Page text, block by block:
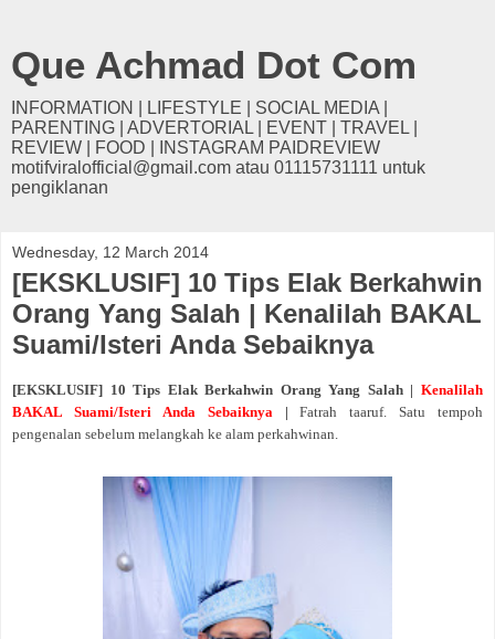
Que Achmad Dot Com
INFORMATION | LIFESTYLE | SOCIAL MEDIA |
PARENTING | ADVERTORIAL | EVENT | TRAVEL |
REVIEW | FOOD | INSTAGRAM PAIDREVIEW
motifviralofficial@gmail.com atau 01115731111 untuk
pengiklanan
Wednesday, 12 March 2014
[EKSKLUSIF] 10 Tips Elak Berkahwin
Orang Yang Salah | Kenalilah BAKAL
Suami/Isteri Anda Sebaiknya
[EKSKLUSIF] 10 Tips Elak Berkahwin Orang Yang Salah | Kenalilah
BAKAL Suami/Isteri Anda Sebaiknya |Fatrah taaruf. Satu tempoh
pengenalan sebelum melangkah ke alam perkahwinan.